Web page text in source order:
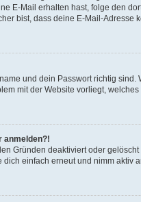
E-Mail erhalten hast, folge den
bist, dass deine E-Mail-
und dein Passwort richtig
mit der Website vorliegt,
anmelden?!
Gründen deaktiviert oder
einfach erneut und nimm aktiv